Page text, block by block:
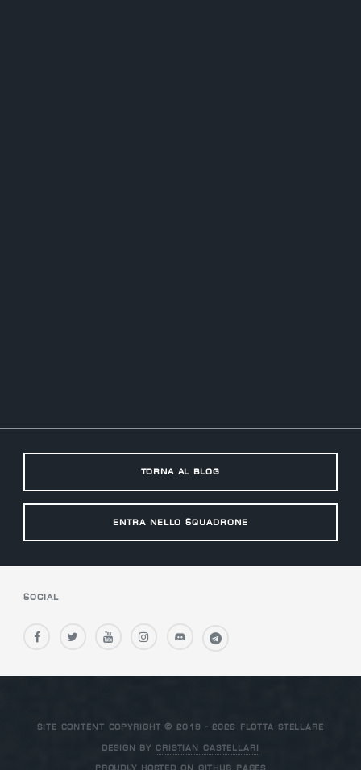
Torna al Blog
Entra nello Squadrone
Social
site content copyright © 2019 - 2026 flotta stellare
Design byCristian Castellari